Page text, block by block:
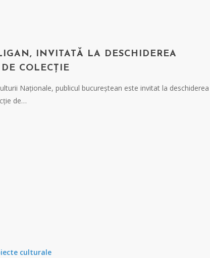
INVITATĂ LA DESCHIDEREA
COLECȚIE
Naționale, publicul bucureștean este invitat la deschiderea
de…
culturale